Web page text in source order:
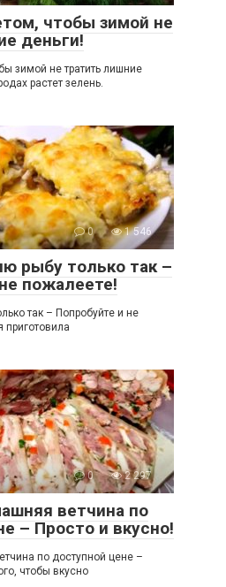
чтобы зимой не
деньги!
зимой не тратить лишние
растет зелень.
0 1 546
рыбу только так –
пожалеете!
так – Попробуйте и не
приготовила
0 2 297
ветчина по
– Просто и вкусно!
по доступной цене –
чтобы вкусно